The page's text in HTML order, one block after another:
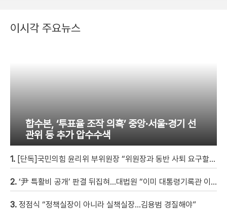
이시각 주요뉴스
합수본, ‘투표율 조작 의혹’ 중앙·서울·경기 선
관위 등 추가 압수수색
1. [단독]국민의힘 윤리위 부위원장 “위원장과 동반 사퇴 요구할 것”
2. ‘尹 특활비 공개’ 판결 뒤집혀…대법원 “이미 대통령기록관 이관”
3. 정점식 “정책실장이 아니라 실책실장…김용범 경질해야”